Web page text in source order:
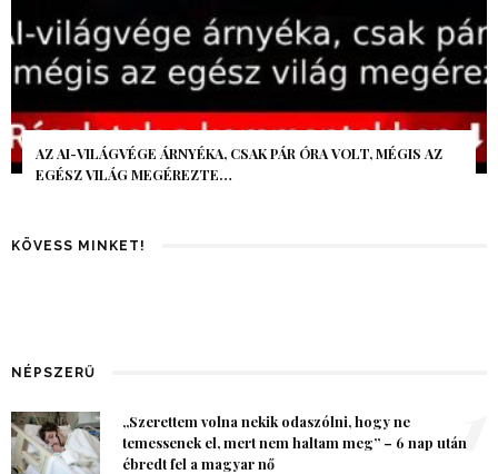
AZ AI-VILÁGVÉGE ÁRNYÉKA, CSAK PÁR ÓRA VOLT, MÉGIS AZ
EGÉSZ VILÁG MEGÉREZTE…
KÖVESS MINKET!
NÉPSZERŰ
„Szerettem volna nekik odaszólni, hogy ne
temessenek el, mert nem haltam meg” – 6 nap után
ébredt fel a magyar nő
1